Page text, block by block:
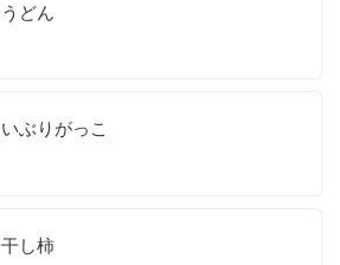
うどん
いぶりがっこ
干し柿